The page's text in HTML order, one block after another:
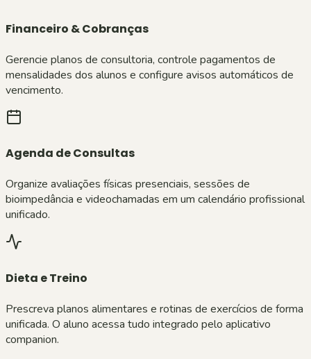
Financeiro & Cobranças
Gerencie planos de consultoria, controle pagamentos de
mensalidades dos alunos e configure avisos automáticos de
vencimento.
Agenda de Consultas
Organize avaliações físicas presenciais, sessões de
bioimpedância e videochamadas em um calendário profissional
unificado.
Dieta e Treino
Prescreva planos alimentares e rotinas de exercícios de forma
unificada. O aluno acessa tudo integrado pelo aplicativo
companion.